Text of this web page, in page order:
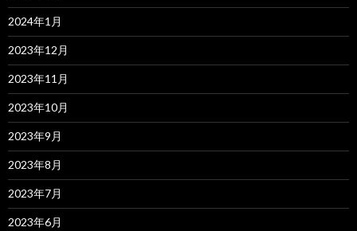
2024年1月
2023年12月
2023年11月
2023年10月
2023年9月
2023年8月
2023年7月
2023年6月